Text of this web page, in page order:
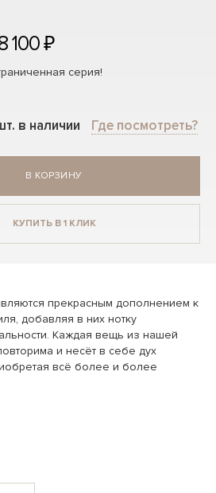
100 ₽
серия!
в наличии Где посмотреть?
В КОРЗИНУ
КУПИТЬ В 1 КЛИК
прекрасным дополнением к
добавляя в них нотку
Каждая вещь из нашей
и несёт в себе дух
всё более и более